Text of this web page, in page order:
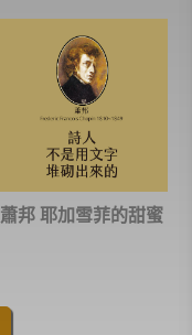
蕭邦 耶加雪菲的甜蜜